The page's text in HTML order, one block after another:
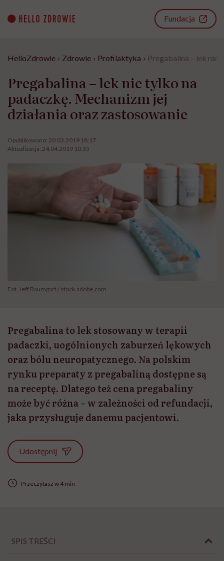
content
Fundacja
HelloZdrowie › Zdrowie › Profilaktyka › Pregabalina – lek nie
Pregabalina – lek nie tylko na
padaczkę. Mechanizm jej
działania oraz zastosowanie
Opublikowano: 20.03.2019 18:17
Aktualizacja: 24.04.2019 10:35
Fot. Jeff Baumgart / stock.adobe.com
Pregabalina to lek stosowany w terapii
padaczki, uogólnionych zaburzeń lękowych
oraz bólu neuropatycznego. Na polskim
rynku preparaty z pregabaliną dostępne są
na receptę. Dlatego też cena pregabaliny
może być różna – w zależności od refundacji,
jaka przysługuje danemu pacjentowi.
Udostępnij
Przeczytasz w 4 min
SPIS TREŚCI